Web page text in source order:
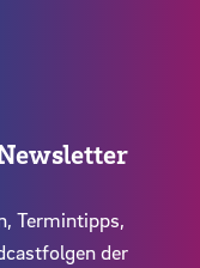
Termintipps,
der